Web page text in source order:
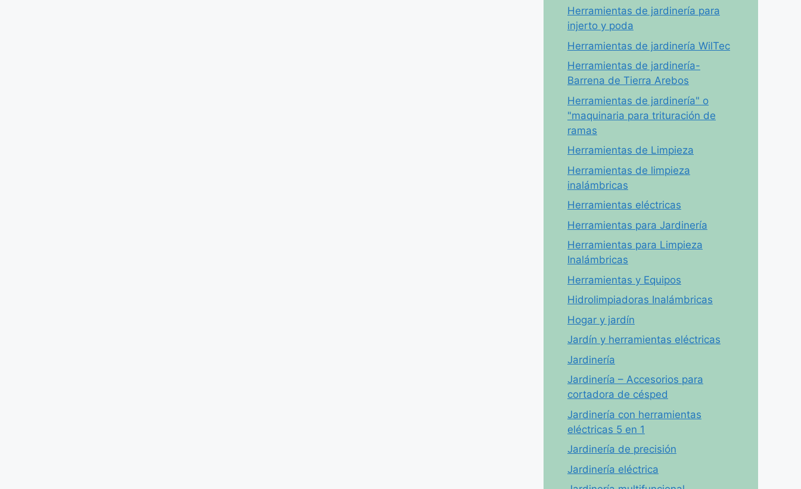
Herramientas de jardinería para
injerto y poda
Herramientas de jardinería WilTec
Herramientas de jardinería-
Barrena de Tierra Arebos
Herramientas de jardinería" o
"maquinaria para trituración de
ramas
Herramientas de Limpieza
Herramientas de limpieza
inalámbricas
Herramientas eléctricas
Herramientas para Jardinería
Herramientas para Limpieza
Inalámbricas
Herramientas y Equipos
Hidrolimpiadoras Inalámbricas
Hogar y jardín
Jardín y herramientas eléctricas
Jardinería
Jardinería – Accesorios para
cortadora de césped
Jardinería con herramientas
eléctricas 5 en 1
Jardinería de precisión
Jardinería eléctrica